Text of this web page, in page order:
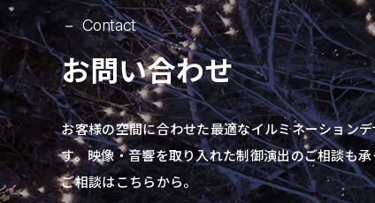
Contact
お問い合わせ
お客様の空間に合わせた最適なイルミネーション
す。映像・音響を取り入れた制御演出のご相談も承
ご相談はこちらから。